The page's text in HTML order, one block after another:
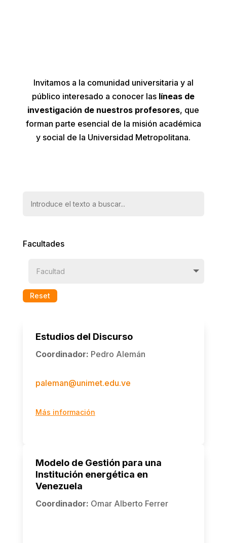
Invitamos a la comunidad universitaria y al
público interesado a conocer las líneas de
investigación de nuestros profesores, que
forman parte esencial de la misión académica
y social de la Universidad Metropolitana.
Facultades
Reset
Estudios del Discurso
Coordinador: Pedro Alemán
paleman@unimet.edu.ve
Más información
Modelo de Gestión para una
Institución energética en
Venezuela
Coordinador: Omar Alberto Ferrer